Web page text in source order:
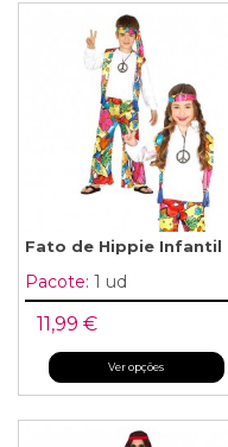
Fato de Hippie Infantil
Pacote: 1 ud
11,99 €
Ver opções